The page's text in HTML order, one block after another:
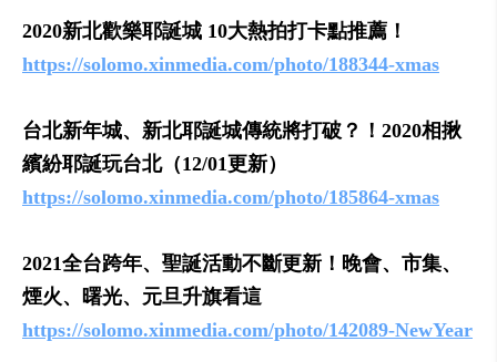
2020新北歡樂耶誕城 10大熱拍打卡點推薦！
https://solomo.xinmedia.com/photo/188344-xmas
台北新年城、新北耶誕城傳統將打破？！2020相揪
繽紛耶誕玩台北（12/01更新）
https://solomo.xinmedia.com/photo/185864-xmas
2021全台跨年、聖誕活動不斷更新！晚會、市集、
煙火、曙光、元旦升旗看這
https://solomo.xinmedia.com/photo/142089-NewYear